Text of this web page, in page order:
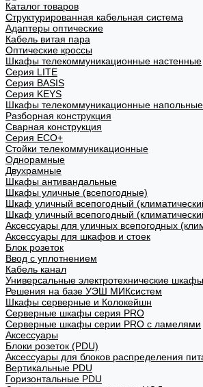
Каталог товаров
Структурированная кабельная система
Адаптеры оптические
Кабель витая пара
Оптические кроссы
Шкафы телекоммуникационные настенные
Cерия LITE
Cерия BASIS
Cерия KEYS
Шкафы телекоммуникационные напольные
Разборная конструкция
Сварная конструкция
Серия ECO+
Стойки телекоммуникационные
Однорамные
Двухрамные
Шкафы антивандальные
Шкафы уличные (всепогодные)
Шкаф уличный всепогодный
Шкаф уличный всепогодный
Аксессуары для уличных всепогодных
Аксессуары для шкафов и стоек
Блок розеток
Ввод с уплотнением
Кабель канал
Универсальные электротехнические шкафы
Решения на базе УЭШ МИКсистем
Шкафы серверные и Колокейшн
Серверные шкафы серия PRO
Серверные шкафы серии PRO с ламелями
Аксессуары
Блоки розеток (PDU)
Аксессуары для блоков распределения
Вертикальные PDU
Горизонтальные PDU